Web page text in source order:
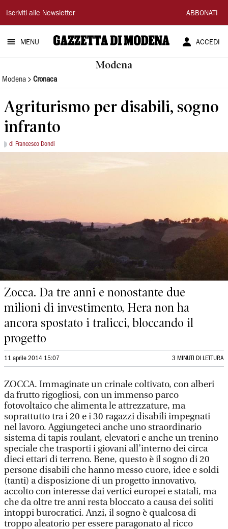
Gazzetta
di
Modena
Iscriviti alle Newsletter ABBONATI
MENU ACCEDI
Modena
Modena Cronaca
Agriturismo per disabili, sogno
infranto
di Francesco Dondi
Zocca. Da tre anni e nonostante due
milioni di investimento, Hera non ha
ancora spostato i tralicci, bloccando il
progetto
11 aprile 2014 15:07 3 MINUTI DI LETTURA
ZOCCA. Immaginate un crinale coltivato, con alberi
da frutto rigogliosi, con un immenso parco
fotovoltaico che alimenta le attrezzature, ma
soprattutto tra i 20 e i 30 ragazzi disabili impegnati
nel lavoro. Aggiungeteci anche uno straordinario
sistema di tapis roulant, elevatori e anche un trenino
speciale che trasporti i giovani all’interno dei circa
dieci ettari di terreno. Bene, questo è il sogno di 20
persone disabili che hanno messo cuore, idee e soldi
(tanti) a disposizione di un progetto innovativo,
accolto con interesse dai vertici europei e statali, ma
che da oltre tre anni resta bloccato a causa dei soliti
intoppi burocratici. Anzi, il sogno è qualcosa di
troppo aleatorio per essere paragonato al ricco